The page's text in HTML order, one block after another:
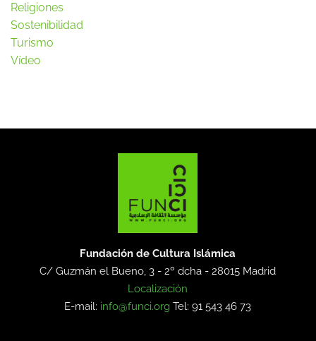
Religiones
Sostenibilidad
Turismo
Vídeo
Fundación de Cultura Islámica
C/ Guzmán el Bueno, 3 - 2º dcha -28015 Madrid
Localización
E-mail: info@funci.org Tel: 91 543 46 73